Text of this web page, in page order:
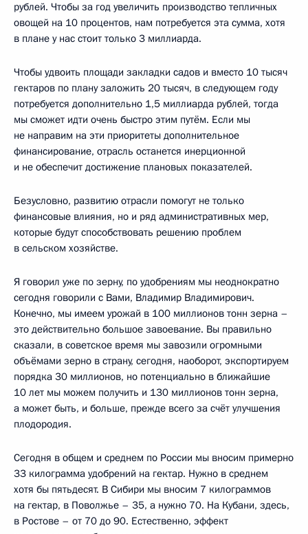
рублей. Чтобы за год увеличить производство тепличных
овощей на 10 процентов, нам потребуется эта сумма, хотя
в плане у нас стоит только 3 миллиарда.
Чтобы удвоить площади закладки садов и вместо 10 тысяч
гектаров по плану заложить 20 тысяч, в следующем году
потребуется дополнительно 1,5 миллиарда рублей, тогда
мы сможет идти очень быстро этим путём. Если мы
не направим на эти приоритеты дополнительное
финансирование, отрасль останется инерционной
и не обеспечит достижение плановых показателей.
Безусловно, развитию отрасли помогут не только
финансовые влияния, но и ряд административных мер,
которые будут способствовать решению проблем
в сельском хозяйстве.
Я говорил уже по зерну, по удобрениям мы неоднократно
сегодня говорили с Вами, Владимир Владимирович.
Конечно, мы имеем урожай в 100 миллионов тонн зерна –
это действительно большое завоевание. Вы правильно
сказали, в советское время мы завозили огромными
объёмами зерно в страну, сегодня, наоборот, экспортируем
порядка 30 миллионов, но потенциально в ближайшие
10 лет мы можем получить и 130 миллионов тонн зерна,
а может быть, и больше, прежде всего за счёт улучшения
плодородия.
Сегодня в общем и среднем по России мы вносим примерно
33 килограмма удобрений на гектар. Нужно в среднем
хотя бы пятьдесят. В Сибири мы вносим 7 килограммов
на гектар, в Поволжье – 35, а нужно 70. На Кубани, здесь,
в Ростове – от 70 до 90. Естественно, эффект